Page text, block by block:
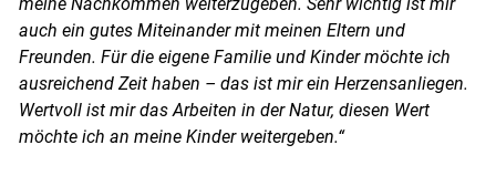
meine Nachkommen weiterzugeben. Sehr wichtig ist mir
auch ein gutes Miteinander mit meinen Eltern und
Freunden. Für die eigene Familie und Kinder möchte ich
ausreichend Zeit haben – das ist mir ein Herzensanliegen.
Wertvoll ist mir das Arbeiten in der Natur, diesen Wert
möchte ich an meine Kinder weitergeben.“